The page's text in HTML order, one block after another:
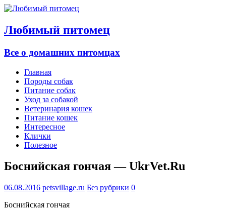
Любимый питомец
Все о домашних питомцах
Главная
Породы собак
Питание собак
Уход за собакой
Ветеринария кошек
Питание кошек
Интересное
Клички
Полезное
Боснийская гончая — UkrVet.Ru
06.08.2016 petsvillage.ru Без рубрики 0
Боснийская гончая